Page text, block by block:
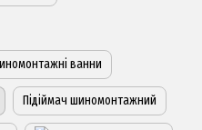
ванни
Підіймач шиномонтажний